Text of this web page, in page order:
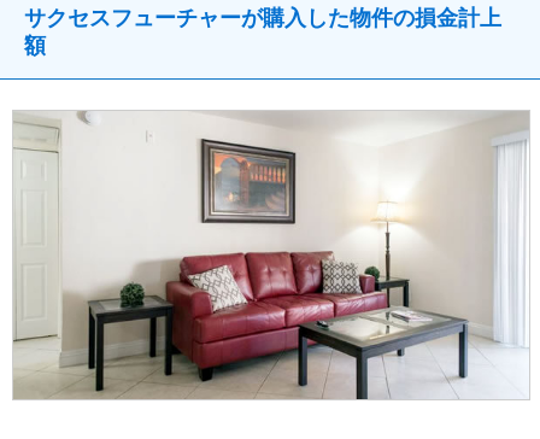
サクセスフューチャーが購入した物件の損金計上
額